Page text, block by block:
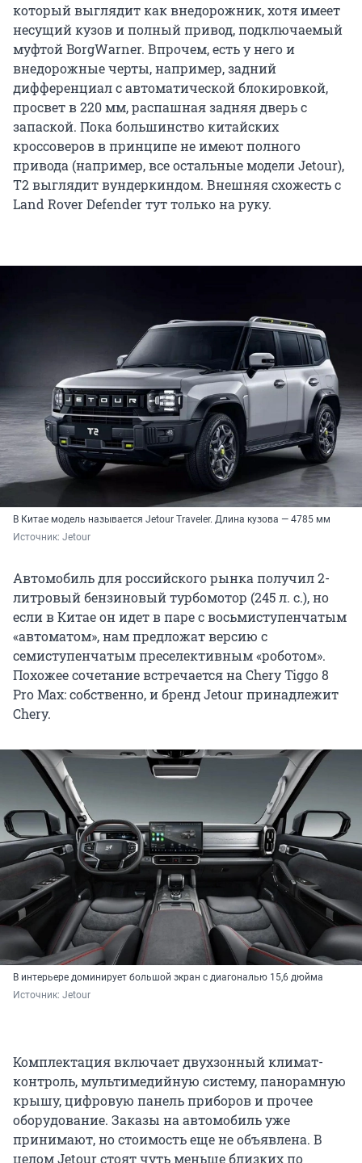
который выглядит как внедорожник, хотя имеет
несущий кузов и полный привод, подключаемый
муфтой BorgWarner. Впрочем, есть у него и
внедорожные черты, например, задний
дифференциал с автоматической блокировкой,
просвет в 220 мм, распашная задняя дверь с
запаской. Пока большинство китайских
кроссоверов в принципе не имеют полного
привода (например, все остальные модели Jetour),
T2 выглядит вундеркиндом. Внешняя схожесть с
Land Rover Defender тут только на руку.
В Китае модель называется Jetour Traveler. Длина кузова — 4785 мм
Источник: Jetour
Автомобиль для российского рынка получил 2-
литровый бензиновый турбомотор (245 л. с.), но
если в Китае он идет в паре с восьмиступенчатым
«автоматом», нам предложат версию с
семиступенчатым преселективным «роботом».
Похожее сочетание встречается на Chery Tiggo 8
Pro Max: собственно, и бренд Jetour принадлежит
Chery.
В интерьере доминирует большой экран с диагональю 15,6 дюйма
Источник: Jetour
Комплектация включает двухзонный климат-
контроль, мультимедийную систему, панорамную
крышу, цифровую панель приборов и прочее
оборудование. Заказы на автомобиль уже
принимают, но стоимость еще не объявлена. В
целом Jetour стоят чуть меньше близких по